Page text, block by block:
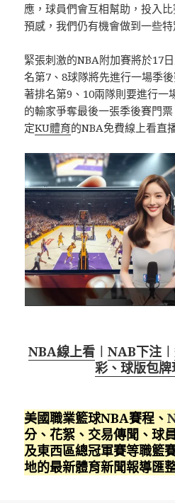
應，球員們會互相幫助，投入
預感，我們仍有機會做到一些特
緊張刺激的NBA附加賽將於17
名第7、8球隊將先進行一場季
著排名第9、10兩隊則要進行一
的輸家爭奪最後一張季後賽門
定KU體育的NBA免費線上看直
NBA線上看 ︱ NAB下注 ︱
彩、球版包
美國職業籃球NBA賽程 、
分、花絮、交易傳聞、球
及東西區總冠軍賽等職籃
地的最新體育新聞報導匯